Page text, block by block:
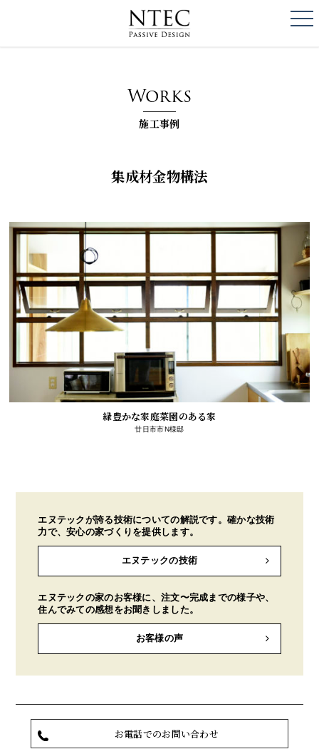
Works
施工事例
集成材金物構法
緑豊かな家庭菜園のある家
廿日市市N様邸
エヌテックが誇る技術についての解説です。確かな技術
力で、安心の家づくりを提供します。
エヌテックの技術
エヌテックの家のお客様に、注文〜完成までの様子や、
住んでみての感想をお聞きしました。
お客様の声
お電話でのお問い合わせ